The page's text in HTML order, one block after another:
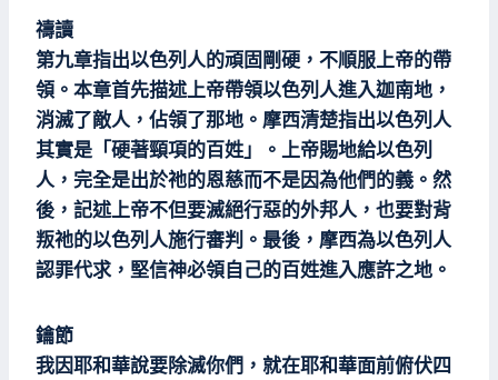
禱讀
第九章指出以色列人的頑固剛硬，不順服上帝的帶
領。本章首先描述上帝帶領以色列人進入迦南地，
消滅了敵人，佔領了那地。摩西清楚指出以色列人
其實是「硬著頸項的百姓」。上帝賜地給以色列
人，完全是出於祂的恩慈而不是因為他們的義。然
後，記述上帝不但要滅絕行惡的外邦人，也要對背
叛祂的以色列人施行審判。最後，摩西為以色列人
認罪代求，堅信神必領自己的百姓進入應許之地。
鑰節
我因耶和華說要除滅你們，就在耶和華面前俯伏四